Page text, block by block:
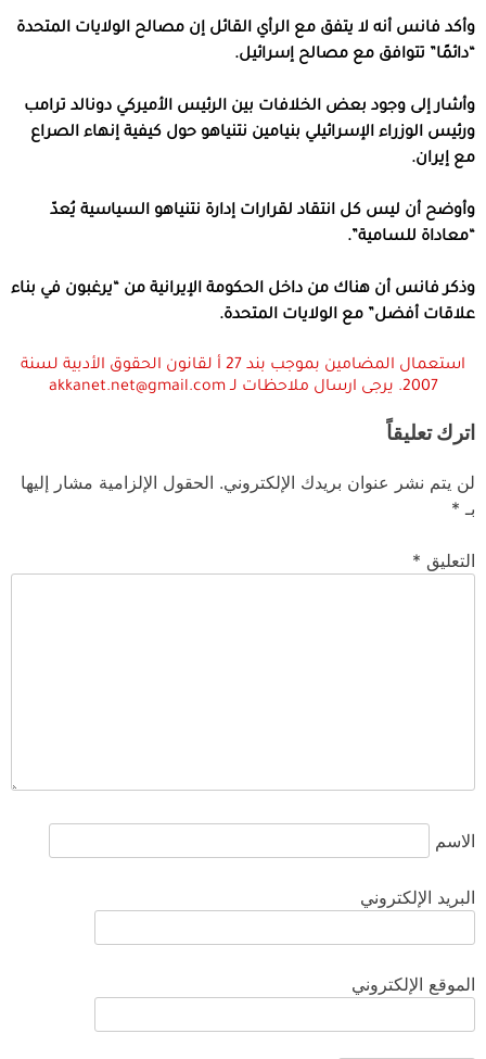
وأكد فانس أنه لا يتفق مع الرأي القائل إن مصالح الولايات المتحدة
“دائمًا” تتوافق مع مصالح إسرائيل.
وأشار إلى وجود بعض الخلافات بين الرئيس الأميركي دونالد ترامب
ورئيس الوزراء الإسرائيلي بنيامين نتنياهو حول كيفية إنهاء الصراع
مع إيران.
وأوضح أن ليس كل انتقاد لقرارات إدارة نتنياهو السياسية يُعدّ
“معاداة للسامية”.
وذكر فانس أن هناك من داخل الحكومة الإيرانية من “يرغبون في بناء
علاقات أفضل” مع الولايات المتحدة.
استعمال المضامين بموجب بند 27 أ لقانون الحقوق الأدبية لسنة
2007. يرجى ارسال ملاحظات لـ akkanet.net@gmail.com
اترك تعليقاً
لن يتم نشر عنوان بريدك الإلكتروني. الحقول الإلزامية مشار إليها
بـ *
التعليق *
الاسم
البريد الإلكتروني
الموقع الإلكتروني